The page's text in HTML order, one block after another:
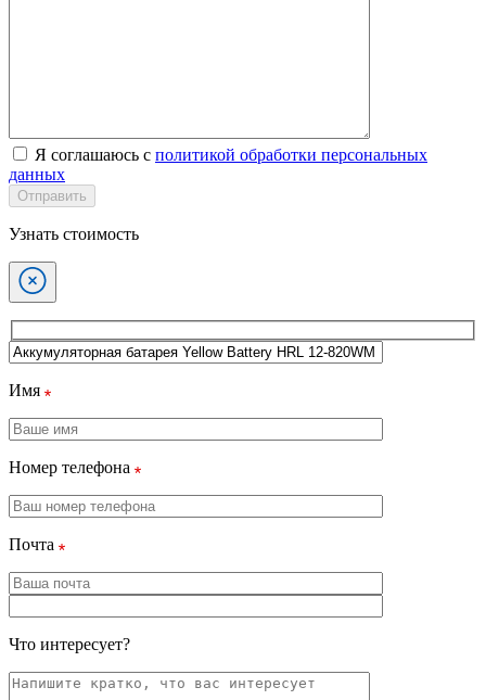
Я соглашаюсь с политикой обработки персональных
данных
Отправить
Узнать стоимость
Имя
Номер телефона
Почта
Что интересует?